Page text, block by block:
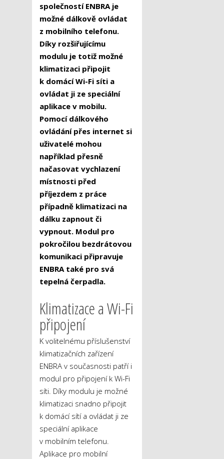
společností ENBRA je
možné dálkově ovládat
z mobilního telefonu.
Díky rozšiřujícímu
modulu je totiž možné
klimatizaci připojit
k domácí Wi-Fi síti a
ovládat ji ze speciální
aplikace v mobilu.
Pomocí dálkového
ovládání přes internet si
uživatelé mohou
například přesně
načasovat vychlazení
místnosti před
příjezdem z práce
případně klimatizaci na
dálku zapnout či
vypnout. Modul pro
pokročilou bezdrátovou
komunikaci připravuje
ENBRA také pro svá
tepelná čerpadla.
Klimatizace a Wi-Fi
připojení
K volitelnému příslušenství
klimatizačních zařízení
ENBRA v současnosti patří i
modul pro připojení k Wi-Fi
síti. Díky modulu je možné
klimatizaci snadno připojit
k domácí sítí a ovládat ji ze
speciální aplikace
v mobilním telefonu.
Aplikace pro mobilní